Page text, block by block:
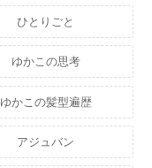
ひとりごと
ゆかこの思考
ゆかこの髪型遍歴
アジュバン